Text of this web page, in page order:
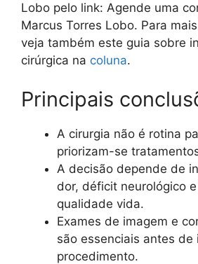
Lobo pelo link: Agende uma
Marcus Torres Lobo. Para
veja também este guia sobre
cirúrgica na coluna.
Principais
A cirurgia não é rotina
priorizam-se
A decisão depende de
dor, déficit neurológico
qualidade vida.
Exames de imagem e
são essenciais antes de
procedimento.